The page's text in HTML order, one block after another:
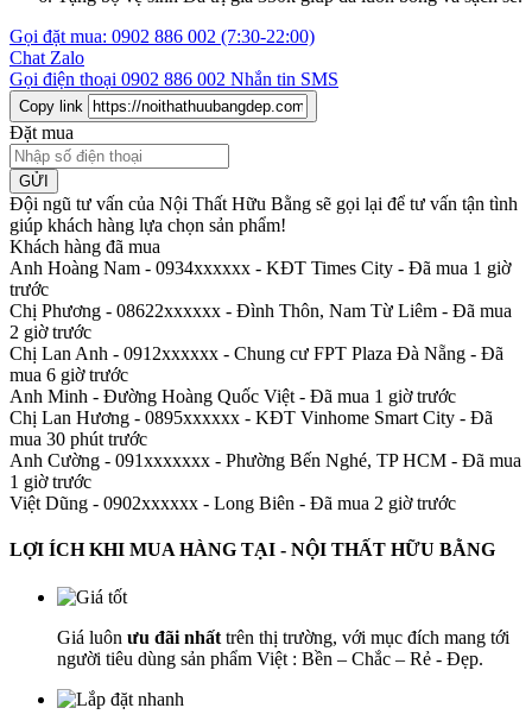
Gọi đặt mua: 0902 886 002 (7:30-22:00)
Chat Zalo
Gọi điện thoại 0902 886 002 Nhắn tin SMS
Copy link
Đặt mua
GỬI
Đội ngũ tư vấn của Nội Thất Hữu Bằng sẽ gọi lại để tư vấn tận tình
giúp khách hàng lựa chọn sản phẩm!
Khách hàng đã mua
Anh Hoàng Nam - 0934xxxxxx - KĐT Times City - Đã mua 1 giờ
trước
Chị Phương - 08622xxxxxx - Đình Thôn, Nam Từ Liêm - Đã mua
2 giờ trước
Chị Lan Anh - 0912xxxxxx - Chung cư FPT Plaza Đà Nẵng - Đã
mua 6 giờ trước
Anh Minh - Đường Hoàng Quốc Việt - Đã mua 1 giờ trước
Chị Lan Hương - 0895xxxxxx - KĐT Vinhome Smart City - Đã
mua 30 phút trước
Anh Cường - 091xxxxxxx - Phường Bến Nghé, TP HCM - Đã mua
1 giờ trước
Việt Dũng - 0902xxxxxx - Long Biên - Đã mua 2 giờ trước
LỢI ÍCH KHI MUA HÀNG TẠI - NỘI THẤT HỮU BẰNG
Giá luôn ưu đãi nhất trên thị trường, với mục đích mang tới
người tiêu dùng sản phẩm Việt : Bền – Chắc – Rẻ - Đẹp.